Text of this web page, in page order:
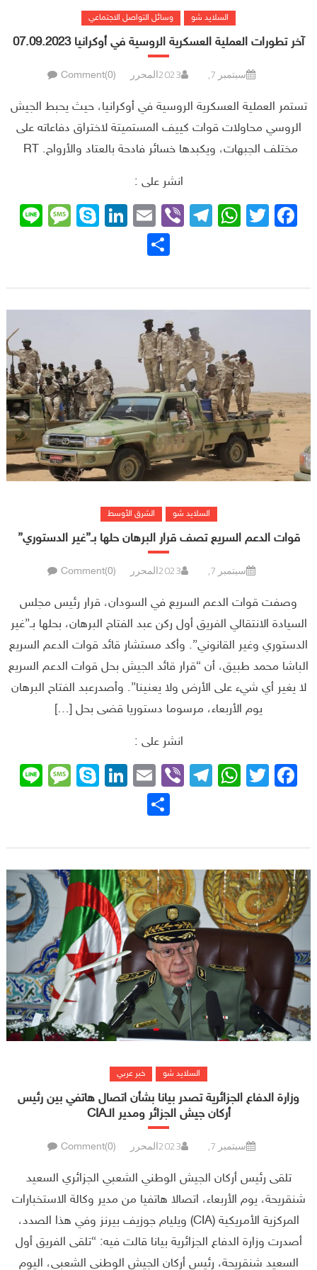
السلايد شو وسائل التواصل الاجتماعي
آخر تطورات العملية العسكرية الروسية في أوكرانيا 07.09.2023
سبتمبر 7, 2023 المحرر Comment(0)
تستمر العملية العسكرية الروسية في أوكرانيا، حيث يحبط الجيش
الروسي محاولات قوات كييف المستميتة لاختراق دفاعاته على
مختلف الجبهات، ويكبدها خسائر فادحة بالعتاد والأرواح. RT
انشر على :
Facebook
Twitter
WhatsApp
Telegram
Viber
Email
LinkedIn
Skype
السلايد شو الشرق الأوسط
قوات الدعم السريع تصف قرار البرهان حلها بـ”غير الدستوري”
سبتمبر 7, 2023 المحرر Comment(0)
وصفت قوات الدعم السريع في السودان، قرار رئيس مجلس
السيادة الانتقالي الفريق أول ركن عبد الفتاح البرهان، بحلها بـ”غير
الدستوري وغير القانوني”. وأكد مستشار قائد قوات الدعم السريع
الباشا محمد طبيق، أن “قرار قائد الجيش بحل قوات الدعم السريع
لا يغير أي شيء على الأرض ولا يعنينا”. وأصدرعبد الفتاح البرهان
يوم الأربعاء، مرسوما دستوريا قضى بحل […]
انشر على :
Facebook
Twitter
WhatsApp
Telegram
Viber
Email
LinkedIn
Skype
السلايد شو خبر عربي
وزارة الدفاع الجزائرية تصدر بيانا بشأن اتصال هاتفي بين رئيس
أركان جيش الجزائر ومدير الـCIA
سبتمبر 7, 2023 المحرر Comment(0)
تلقى رئيس أركان الجيش الوطني الشعبي الجزائري السعيد
شنقريحة، يوم الأربعاء، اتصالا هاتفيا من مدير وكالة الاستخبارات
المركزية الأمريكية (CIA) ويليام جوزيف بيرنز وفي هذا الصدد،
أصدرت وزارة الدفاع الجزائرية بيانا قالت فيه: “تلقى الفريق أول
السعيد شنقريحة، رئيس أركان الجيش الوطني الشعبي، اليوم